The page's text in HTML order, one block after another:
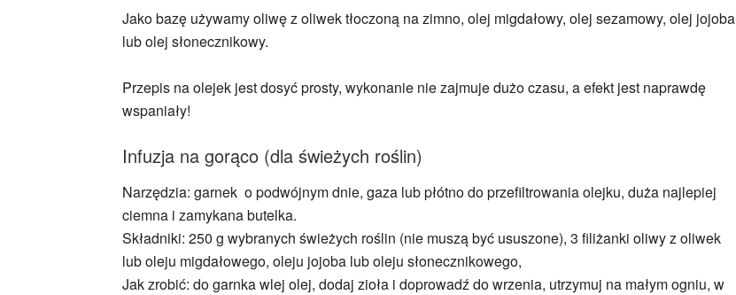
Jako bazę używamy oliwę z oliwek tłoczoną na zimno, olej migdałowy, olej sezamowy, olej jojoba
lub olej słonecznikowy.
Przepis na olejek jest dosyć prosty, wykonanie nie zajmuje dużo czasu, a efekt jest naprawdę
wspaniały!
Infuzja na gorąco (dla świeżych roślin)
Narzędzia: garnek o podwójnym dnie, gaza lub płótno do przefiltrowania olejku, duża najlepiej
ciemna i zamykana butelka.
Składniki: 250 g wybranych świeżych roślin (nie muszą być ususzone), 3 filiżanki oliwy z oliwek
lub oleju migdałowego, oleju jojoba lub oleju słonecznikowego,
Jak zrobić: do garnka wlej olej, dodaj zioła i doprowadź do wrzenia, utrzymuj na małym ogniu, w